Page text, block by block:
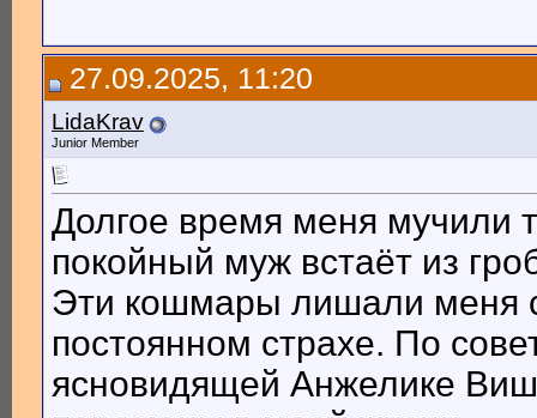
27.09.2025, 11:20
LidaKrav
Junior Member
Долгое время меня мучили
покойный муж встаёт из
Эти кошмары лишали меня
постоянном страхе. По
ясновидящей Анжелике